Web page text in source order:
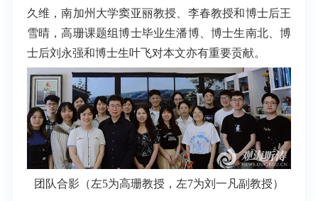
久维，南加州大学窦亚丽教授、李春教授和博士后王
雪晴，高珊课题组博士毕业生潘博、博士生南北、博
士后刘永强和博士生叶飞对本文亦有重要贡献。
团队合影（左5为高珊教授，左7为刘一凡副教授）